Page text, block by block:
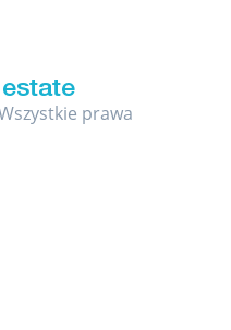
prawa